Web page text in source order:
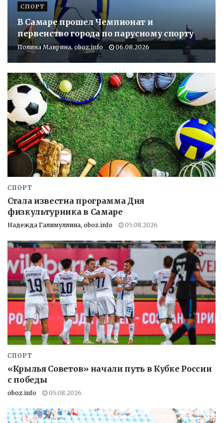
СПОРТ
В Самаре прошел Чемпионат и
первенство города по парусному спорту
Полина Маврина, oboz.info 06.08.2026
СПОРТ
Стала известна программа Дня
физкультурника в Самаре
Надежда Галимуллина, oboz.info 05.08.2026
СПОРТ
«Крылья Советов» начали путь в Кубке России
с победы
oboz.info 05.08.2026